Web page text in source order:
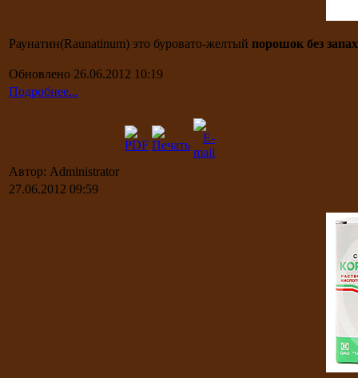
Раунатин(Raunatinum) это буровато-желтый порошок без
Обновлено 26.06.2012 10:19
Подробнее...
Автор: Administrator
27.06.2012 09:59